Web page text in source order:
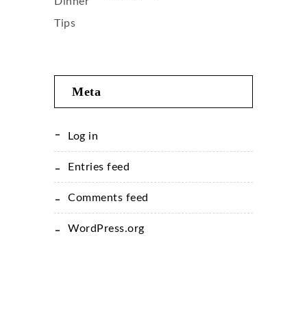
Meta
Log in
Entries feed
Comments feed
WordPress.org